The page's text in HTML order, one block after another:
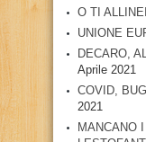
O TI
UNIONE
DECARO,
Aprile 2021
COVID,
2021
MANCANO